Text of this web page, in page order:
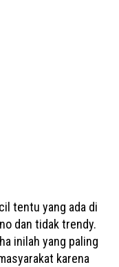
tentu yang ada di
dan tidak trendy.
inilah yang paling
karena